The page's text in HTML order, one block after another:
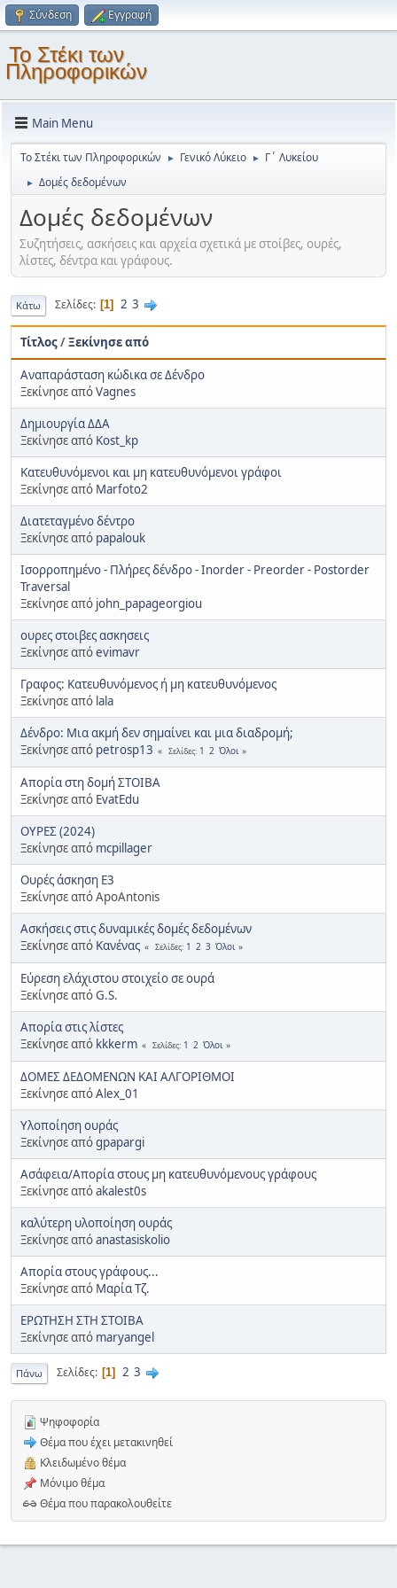
Σύνδεση Εγγραφή
Το Στέκι των
Πληροφορικών
Main Menu
Το Στέκι των Πληροφορικών ► Γενικό Λύκειο ► Γ΄ Λυκείου
► Δομές δεδομένων
Δομές δεδομένων
Συζητήσεις, ασκήσεις και αρχεία σχετικά με στοίβες, ουρές,
λίστες, δέντρα και γράφους.
Κάτω Σελίδες 1 2 3
Τίτλος/Ξεκίνησε από
Αναπαράσταση κώδικα σε Δένδρο
Ξεκίνησε απόVagnes
Δημιουργία ΔΔΑ
Ξεκίνησε από Kost_kp
Κατευθυνόμενοι και μη κατευθυνόμενοι γράφοι
Ξεκίνησε από Marfoto2
Διατεταγμένο δέντρο
Ξεκίνησε από papalouk
Ισορροπημένο - Πλήρες δένδρο - Inorder - Preorder - Postorder
Traversal
Ξεκίνησε από john_papageorgiou
ουρες στοιβες ασκησεις
Ξεκίνησε απόevimavr
Γραφος: Κατευθυνόμενος ή μη κατευθυνόμενος
Ξεκίνησε από lala
Δένδρο: Μια ακμή δεν σημαίνει και μια διαδρομή;
Ξεκίνησε από petrosp13 Σελίδες 1 2 Όλοι
Απορία στη δομή ΣΤΟΙΒΑ
Ξεκίνησε από EvatEdu
ΟΥΡΕΣ (2024)
Ξεκίνησε από mcpillager
Ουρές άσκηση Ε3
Ξεκίνησε από ApoAntonis
Ασκήσεις στις δυναμικές δομές δεδομένων
Ξεκίνησε από Κανένας Σελίδες 1 2 3 Όλοι
Εύρεση ελάχιστου στοιχείο σε ουρά
Ξεκίνησε απόG.S.
Απορία στις λίστες
Ξεκίνησε από kkkerm Σελίδες 1 2 Όλοι
ΔΟΜΕΣ ΔΕΔΟΜΕΝΩΝ ΚΑΙ ΑΛΓΟΡΙΘΜΟΙ
Ξεκίνησε απόAlex_01
Υλοποίηση ουράς
Ξεκίνησε απόgpapargi
Ασάφεια/Απορία στους μη κατευθυνόμενους γράφους
Ξεκίνησε απόakalest0s
καλύτερη υλοποίηση ουράς
Ξεκίνησε απόanastasiskolio
Απορία στους γράφους...
Ξεκίνησε από Mαρία Τζ.
ΕΡΩΤΗΣΗ ΣΤΗ ΣΤΟΙΒΑ
Ξεκίνησε από maryangel
Πάνω Σελίδες 1 2 3
Ψηφοφορία
Θέμα που έχει μετακινηθεί
Κλειδωμένο θέμα
Μόνιμο θέμα
Θέμα που παρακολουθείτε